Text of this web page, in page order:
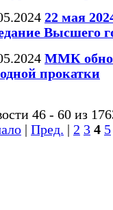
22 мая
Высшего
ММК
прокатки
46 - 60 из
Пред. 2 3 4 5